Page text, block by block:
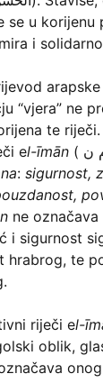
se u korijenu
i
“vjera” ne
te
el-īmān ( أ م ن) ukazuju na
: sigurnost,
ne
i sigurnost
hrabrog, te
riječi el-
oblik,